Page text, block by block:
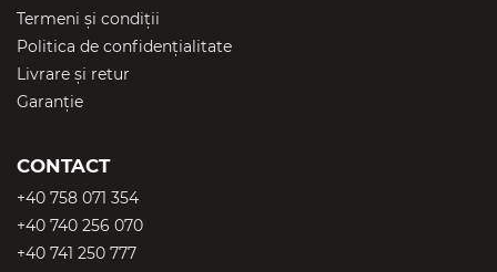
Termeni și condiții
Politica de confidențialitate
Livrare și retur
Garanție
CONTACT
+40 758 071 354
+40 740 256 070
+40 741 250 777